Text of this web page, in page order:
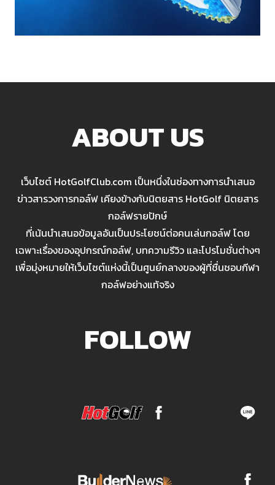
ABOUT US
เว็บไซต์ HotGolfClub.com เป็นหนึ่งในช่องทางการนำเสนอ
ข่าวสารวงการกอล์ฟ เคียงข้างกับนิตยสาร HotGolf นิตยสาร
กอล์ฟรายปักษ์
ที่เน้นนำเสนอข้อมูลอันเป็นประโยชน์ต่อคนเล่นกอล์ฟ โดย
เฉพาะเรื่องของอุปกรณ์กอล์ฟ, บทความรีวิว และโปรโมชั่นต่างๆ
เพื่อมุ่งหมายให้เว็บไซต์แห่งนี้เป็นศูนย์กลางของผู้ที่ชื่นชอบกีฬา
กอล์ฟอย่างแท้จริง
FOLLOW